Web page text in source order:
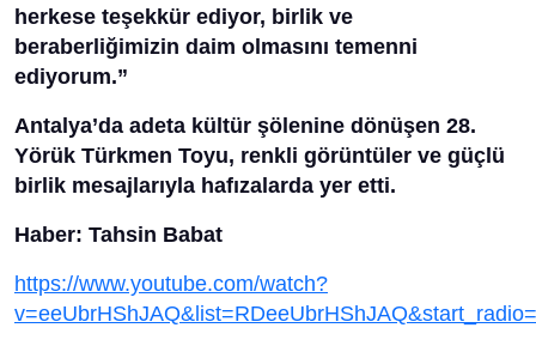
herkese teşekkür ediyor, birlik ve
beraberliğimizin daim olmasını temenni
ediyorum.”
Antalya’da adeta kültür şölenine dönüşen 28.
Yörük Türkmen Toyu, renkli görüntüler ve güçlü
birlik mesajlarıyla hafızalarda yer etti.
Haber: Tahsin Babat
https://www.youtube.com/watch?